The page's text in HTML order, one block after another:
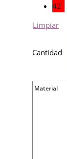
42
Limpiar
Material